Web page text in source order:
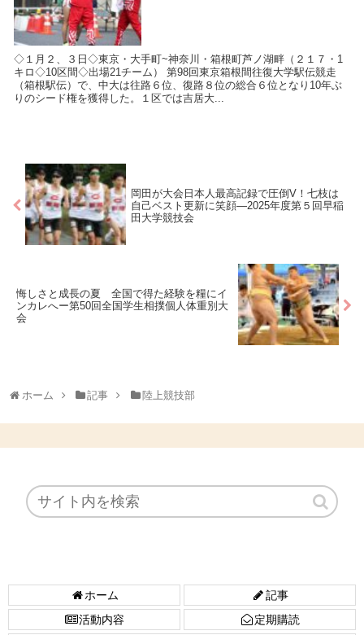
◇１月２、３日◇東京・大手町~神奈川・箱根町芦ノ湖畔（２１７・1
キロ◇10区間◇出場21チーム） 第98回東京箱根間往復大学駅伝競走
（箱根駅伝）で、中大は往路６位、復路８位の総合６位となり10年ぶ
りのシード権を獲得した。１区では吉居大...
岡田が大会日本人最高記録で圧倒V！七枝は
自己ベスト更新に笑顔―2025年度第５回早稲
田大学競技会
悔しさと成長の夏 全国で得た経験を糧にイ
ンカレへー第50回全国学生相撲個人体重別大
会
ホーム 記事 陸上競技部
ホーム
記事
活動内容
定期購読